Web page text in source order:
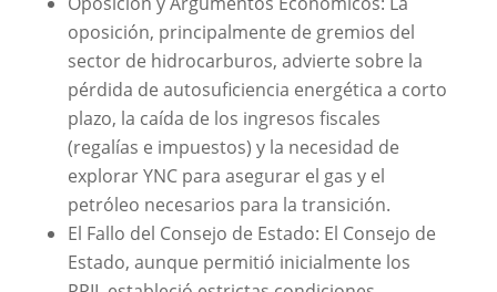
oposición, principalmente de gremios del
sector de hidrocarburos, advierte sobre la
pérdida de autosuficiencia energética a corto
plazo, la caída de los ingresos fiscales
(regalías e impuestos) y la necesidad de
explorar YNC para asegurar el gas y el
petróleo necesarios para la transición.
El Fallo del Consejo de Estado: El Consejo de
Estado, aunque permitió inicialmente los